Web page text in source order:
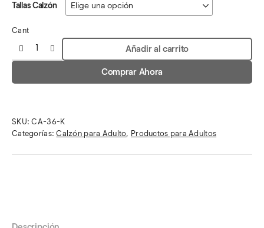
Tallas Calzón
Cant
Añadir al carrito
Comprar Ahora
SKU:CA-36-K
Categorías:Calzón para Adulto, Productos para Adultos